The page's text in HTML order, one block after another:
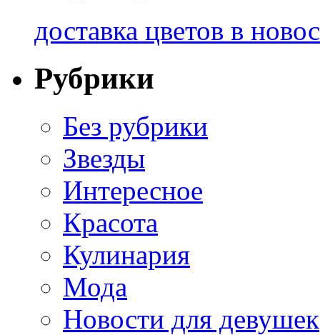
доставка цветов в
Рубрики
Без рубрики
Звезды
Интересное
Красота
Кулинария
Мода
Новости для девушек